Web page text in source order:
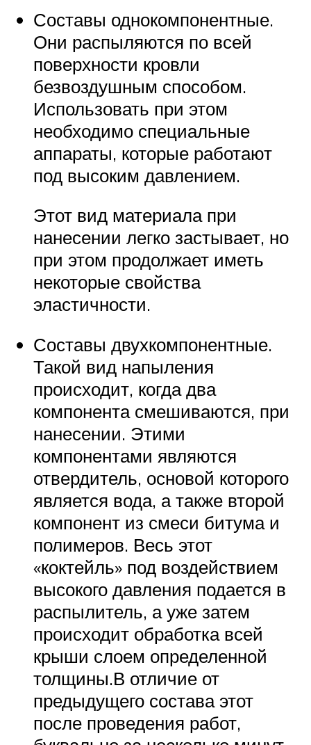
Составы однокомпонентные.
Они распыляются по всей
поверхности кровли
безвоздушным способом.
Использовать при этом
необходимо специальные
аппараты, которые работают
под высоким давлением.
Этот вид материала при
нанесении легко застывает, но
при этом продолжает иметь
некоторые свойства
эластичности.
Составы двухкомпонентные.
Такой вид напыления
происходит, когда два
компонента смешиваются, при
нанесении. Этими
компонентами являются
отвердитель, основой которого
является вода, а также второй
компонент из смеси битума и
полимеров. Весь этот
«коктейль» под воздействием
высокого давления подается в
распылитель, а уже затем
происходит обработка всей
крыши слоем определенной
толщины.В отличие от
предыдущего состава этот
после проведения работ,